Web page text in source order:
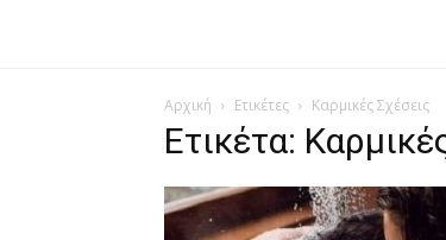
Αρχική Ετικέτες Kαρμικές Σχέσεις
Ετικέτα: